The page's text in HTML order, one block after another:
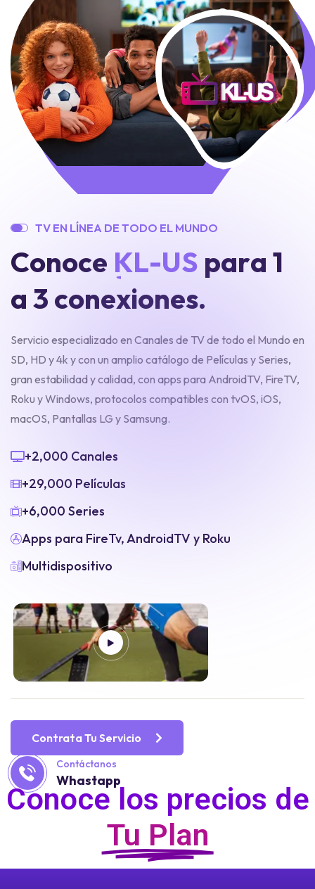
TV EN LÍNEA DE TODO EL MUNDO
Conoce KL-US para 1
a 3 conexiones.
Servicio especializado en Canales de TV de todo el Mundo en
SD, HD y 4k y con un amplio catálogo de Películas y Series,
gran estabilidad y calidad, con apps para AndroidTV, FireTV,
Roku y Windows, protocolos compatibles con tvOS, iOS,
macOS, Pantallas LG y Samsung.
+2,000 Canales
+29,000 Películas
+6,000 Series
Apps para FireTv, AndroidTV y Roku
Multidispositivo
Contrata Tu Servicio
Contáctanos
Whastapp
Conoce los precios de
Tu Plan